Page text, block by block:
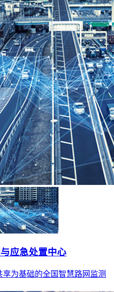
应急处置中心
为基础的全国智慧路网监测